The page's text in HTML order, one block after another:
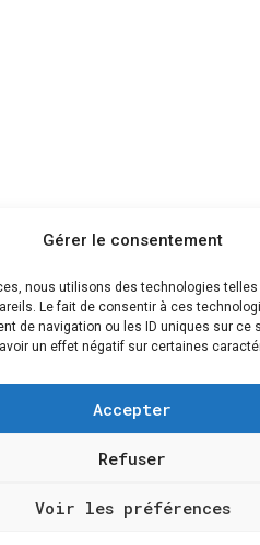
Gérer le consentement
nous utilisons des technologies
Le fait de consentir à ces
de navigation ou les ID uniques sur ce
un effet négatif sur certaines
Accepter
Refuser
Voir les préférences